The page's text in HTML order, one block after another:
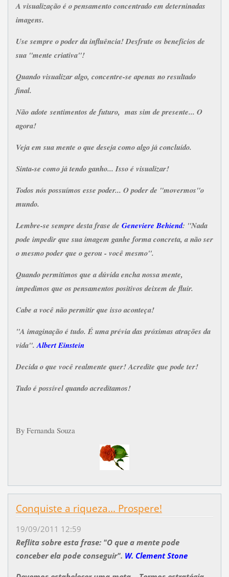
A visualização é o pensamento concentrado em deterninadas
imagens.
Use sempre o poder da influência! Desfrute os benefícios de
sua "mente criativa"!
Quando visualizar algo, concentre-se apenas no resultado
final.
Não adote sentimentos de futuro, mas sim de presente... O
agora!
Veja em sua mente o que deseja como algo já concluído.
Sinta-se como já tendo ganho... Isso é visualizar!
Todos nós possuímos esse poder... O poder de "movermos"o
mundo.
Lembre-se sempre desta frase de Geneviere Behiend: "Nada
pode impedir que sua imagem ganhe forma concreta, a não ser
o mesmo poder que o gerou - você mesmo".
Quando permitimos que a dúvida encha nossa mente,
impedimos que os pensamentos positivos deixem de fluir.
Cabe a você não permitir que isso aconteça!
"A imaginação é tudo. É uma prévia das próximas atrações da
vida".Albert Einstein
Decida o que você realmente quer!Acredite que pode ter!
Tudo é possível quando acreditamos!
By Fernanda Souza
Conquiste a riqueza... Prospere!
19/09/2011 12:59
Reflita sobre esta frase: "O que a mente pode
conceber ela pode conseguir". W. Clement Stone